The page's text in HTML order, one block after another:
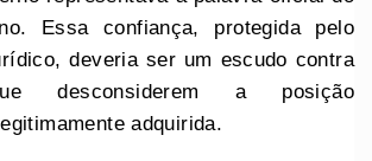
Essa confiança, protegida pelo
deveria ser um escudo contra
desconsiderem a posição
adquirida.